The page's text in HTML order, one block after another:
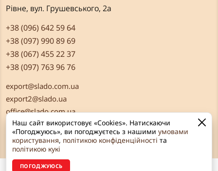
Рівне, вул. Грушевського, 2а
+38 (096) 642 59 64
+38 (097) 990 89 69
+38 (067) 455 22 37
+38 (097) 763 96 76
export@slado.com.ua
export2@slado.ua
office@slado.com.ua
© «Сладо» 2026 Всі права захищені
Наш сайт використовує «Cookies». Натискаючи
«Погоджуюсь», ви погоджуєтесь з нашими умовами
користування, політикою конфіденційності та
політикою кукі
ПОГОДЖУЮСЬ